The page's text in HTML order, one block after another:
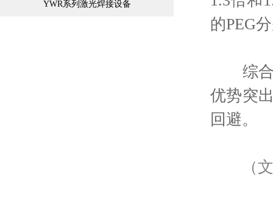
YWR系列激光焊接设备
的PEG
综合
优势突
回避。
（